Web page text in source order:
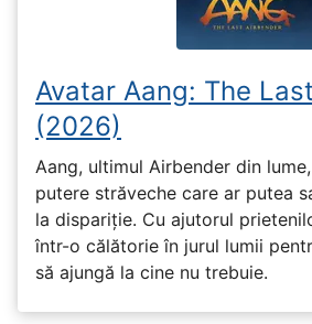
Avatar Aang: The
(2026)
Aang, ultimul Airbender din
putere străveche care ar putea
la dispariție. Cu ajutorul
într-o călătorie în jurul lumii
să ajungă la cine nu trebuie.